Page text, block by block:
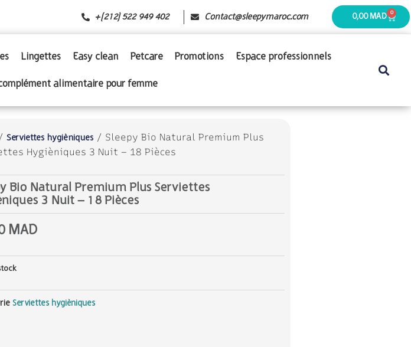
+(212) 522 949 402 Contact@sleepymaroc.com 0,00 MAD 0
Lingettes Easy clean Petcare Promotions Espace professionnels
alimentaire pour femme
Serviettes hygièniques / Sleepy Bio Natural Premium Plus
Hygièniques 3 Nuit – 18 Pièces
Bio Natural Premium Plus Serviettes
3 Nuit – 18 Pièces
MAD
Serviettes hygièniques